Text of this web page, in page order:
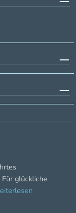
glückliche